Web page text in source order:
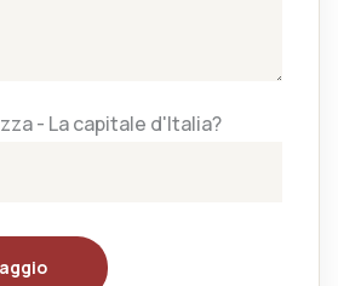
- La capitale d'Italia?